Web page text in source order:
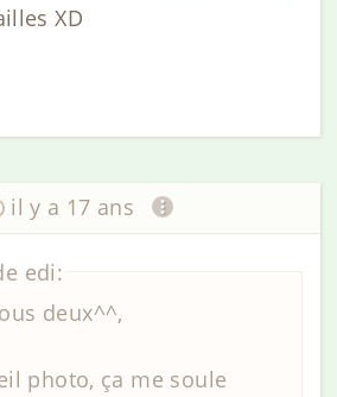
XD
il y a 17 ans
edi:
deux^^,
photo, ça me soule